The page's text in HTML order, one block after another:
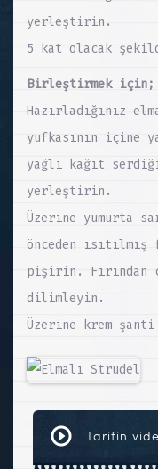
yerleştirin.
5 kat olacak
Birleştirmek için;
Hazırladığınız
yufkasının içine
yağlı kağıt
yerleştirin.
Üzerine yumurta
önceden
pişirin. Fırından
dilimleyin.
Üzerine krem
Tarifin